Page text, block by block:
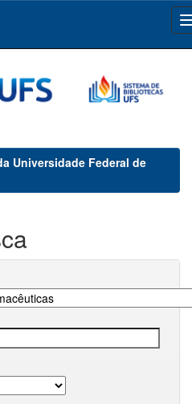
Universidade Federal de